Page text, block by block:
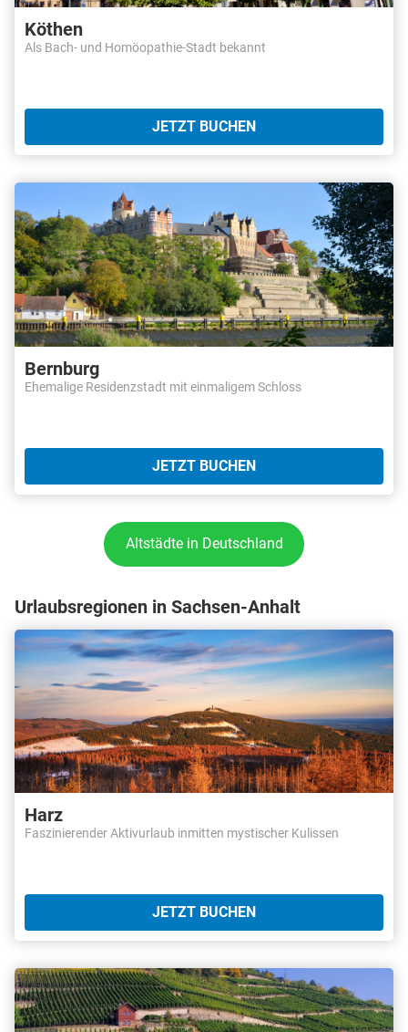
Köthen
Als Bach- und Homöopathie-Stadt bekannt
JETZT BUCHEN
Bernburg
Ehemalige Residenzstadt mit einmaligem Schloss
JETZT BUCHEN
Altstädte in Deutschland
Urlaubsregionen in Sachsen-Anhalt
Harz
Faszinierender Aktivurlaub inmitten mystischer Kulissen
JETZT BUCHEN